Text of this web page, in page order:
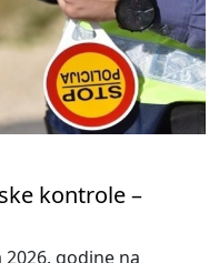
kontrole –
godine na